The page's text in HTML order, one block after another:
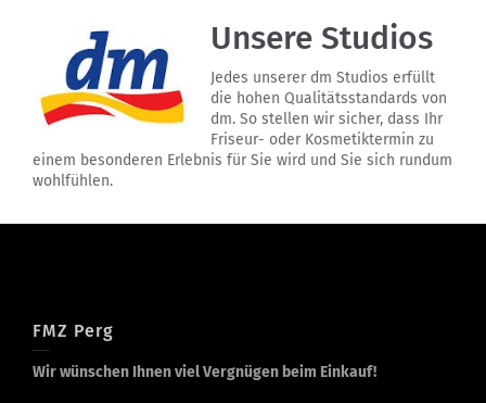
Unsere Studios
Jedes unserer dm Studios erfüllt
die hohen Qualitätsstandards von
dm. So stellen wir sicher, dass Ihr
Friseur- oder Kosmetiktermin zu
einem besonderen Erlebnis für Sie wird und Sie sich rundum
wohlfühlen.
FMZ Perg
Wir wünschen Ihnen viel Vergnügen beim Einkauf!